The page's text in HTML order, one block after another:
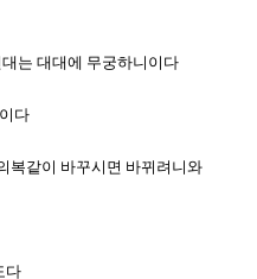
는 대대에 무궁하니이다
다
같이 바꾸시면 바뀌려니와
다